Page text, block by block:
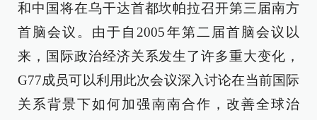
和中国将在乌干达首都坎帕拉召开第三届南方
首脑会议。由于自2005年第二届首脑会议以
来，国际政治经济关系发生了许多重大变化，
G77成员可以利用此次会议深入讨论在当前国际
关系背景下如何加强南南合作，改善全球治